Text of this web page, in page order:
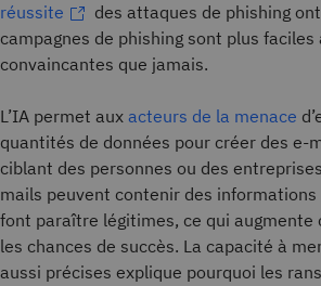
réussite
des attaques de phishing
campagnes de phishing sont plus faciles
convaincantes que jamais.
L’IA permet aux acteurs de la menace
quantités de données pour créer des e-
ciblant des personnes ou des
mails peuvent contenir des
font paraître légitimes, ce qui augmente
les chances de succès. La capacité à
aussi précises explique pourquoi les